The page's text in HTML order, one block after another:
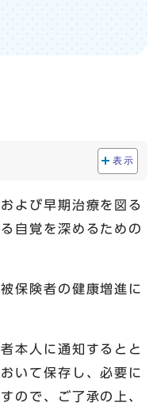
表示
よび早期治療を図る
自覚を深めるための
保険者の健康増進に
本人に通知するとと
いて保存し、必要に
ので、ご了承の上、